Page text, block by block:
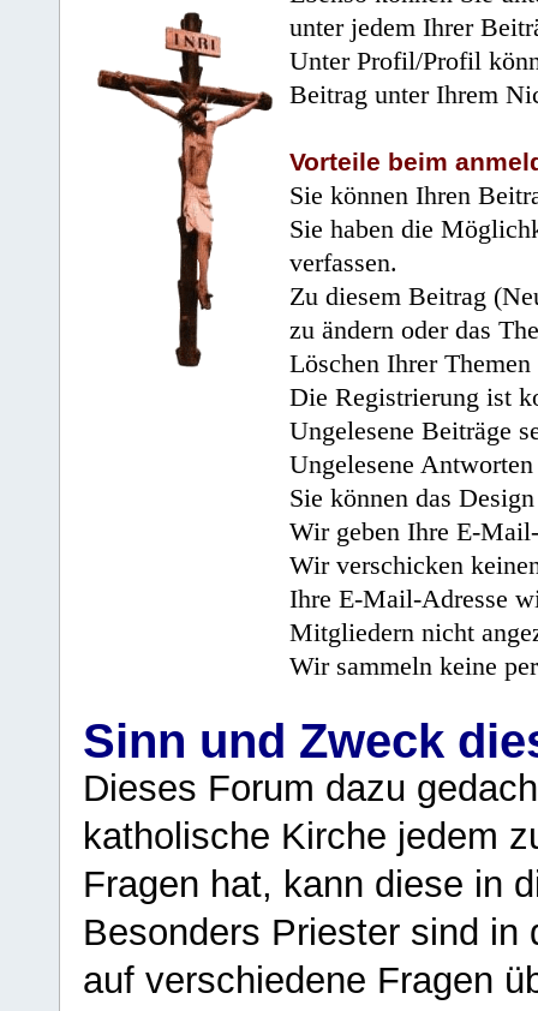
unter jedem Ihrer
Unter Profil/Profil
Beitrag unter Ihrem
Vorteile beim
Sie können Ihren
Sie haben die
verfassen.
Zu diesem Beitrag
zu ändern oder das
Löschen Ihrer
Die Registrierung ist
Ungelesene Beiträge
Ungelesene
Sie können das
Wir geben Ihre E-
Wir verschicken
Ihre E-Mail-Adresse
Mitgliedern nicht
Wir sammeln keine
Sinn und Zweck
Dieses Forum dazu
katholische Kirche jedem
Fragen hat, kann diese in
Besonders Priester sind in
auf verschiedene Fragen